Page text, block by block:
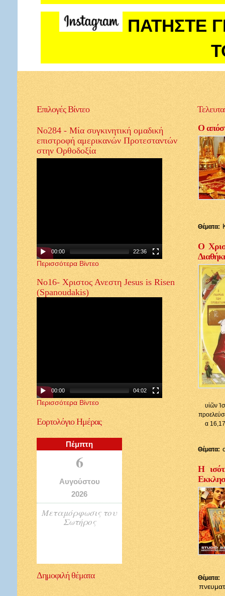
ΠΑΤΗΣΤΕ
ΕπιλογέςΒίντεο
Νο284 - Μία συγκινητική ομαδική
επιστροφή αμερικανών Προτεσταντών
στην Ορθοδοξία
00:00 22:36
Περισσότερα Βίντεο
Νο16- Χριστος Ανεστη Jesus is Risen
(Spanoudakis)
00:00 04:02
Περισσότερα Βίντεο
ΕορτολόγιοΗμέρας
Πέμπτη
6
Αυγούστου
2026
Μεταμόρφωσις του
Σωτήρος
Δημοφιλήθέματα
Ο
Θέματα:
Ο
υἱῶν
α 16,17
Θέματα:
Η
Θέματα: